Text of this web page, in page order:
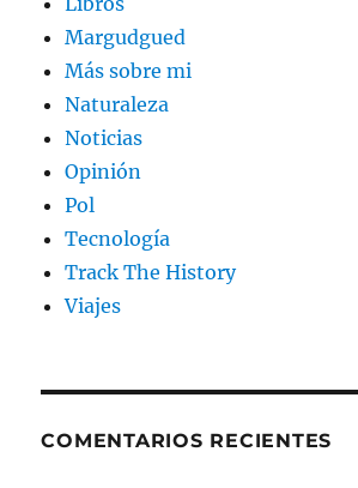
Margudgued
Más sobre mi
Naturaleza
Noticias
Opinión
Pol
Tecnología
Track The History
Viajes
COMENTARIOS RECIENTES